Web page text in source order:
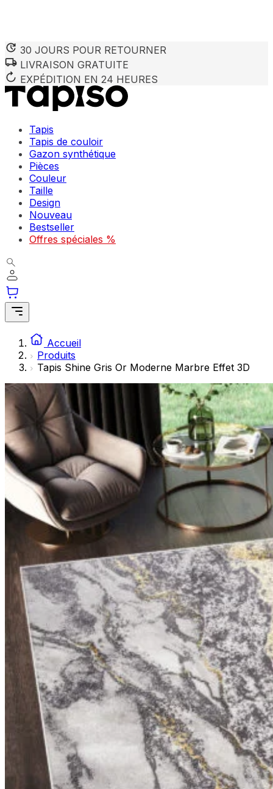
30 JOURS POUR RETOURNER
LIVRAISON GRATUITE
EXPÉDITION EN 24 HEURES
Tapis
Tapis de couloir
Gazon synthétique
Pièces
Couleur
Taille
Design
Nouveau
Bestseller
Offres spéciales %
Accueil
Produits
Tapis Shine Gris Or Moderne Marbre Effet 3D
Nous utilisons des cookies pour personnaliser le contenu
partenaires peuvent combiner ces informations avec
utilisation de leurs services.
Les cookies indispensables sont cruciaux pour les
Les cookies liés aux préférences permettent au site de
comme votre langue préférée ou la région dans laquelle
Les cookies marketing sont utilisés pour suivre les
engageantes pour l'utilisateur individuel et, par
Les cookies non classés sont des cookies qui sont en